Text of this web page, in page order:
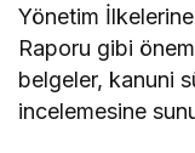
Yönetim
Raporu gibi
belgeler, kanuni
incelemesine